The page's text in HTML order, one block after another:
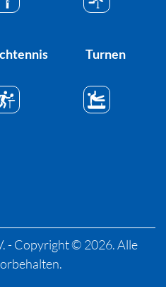
Turnen
- Copyright © 2026. Alle